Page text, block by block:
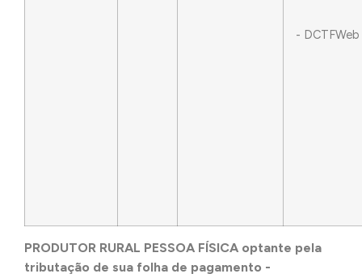
- DCTFWeb
PRODUTOR RURAL PESSOA FÍSICA optante pela
tributação de sua folha de pagamento -